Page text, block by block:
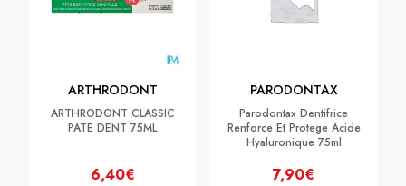
ARTHRODONT
ARTHRODONT CLASSIC
PATE DENT 75ML
6,40€
PARODONTAX
Parodontax Dentifrice
Renforce Et Protege Acide
Hyaluronique 75ml
7,90€